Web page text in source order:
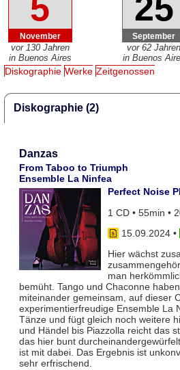
5
November
vor 130 Jahren
in Buenos Aires
25
September
vor 62 Jahren
in Buenos
Diskographie Werke Zeitgenossen
Diskographie (2)
Danzas
From Taboo to Triumph
Ensemble La Ninfea
Perfect Noise
1 CD • 55min •
15.09.2024•
Hier wächst
man
bemüht. Tango und Chaconne
miteinander gemeinsam, auf dieser
experimentierfreudige Ensemble La
Tänze und fügt gleich noch weitere
und Händel bis Piazzolla reicht das
das hier bunt
ist mit dabei. Das Ergebnis ist
sehr erfrischend.